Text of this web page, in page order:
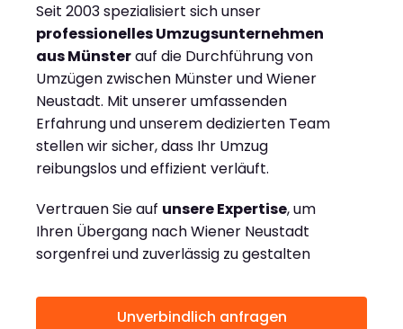
Seit 2003 spezialisiert sich unser
professionelles Umzugsunternehmen
aus Münsterauf die Durchführung von
Umzügen zwischen Münster und Wiener
Neustadt. Mit unserer umfassenden
Erfahrung und unserem dedizierten Team
stellen wir sicher, dass Ihr Umzug
reibungslos und effizient verläuft.
Vertrauen Sie auf unsere Expertise, um
Ihren Übergang nach Wiener Neustadt
sorgenfrei und zuverlässig zu gestalten
Unverbindlich anfragen